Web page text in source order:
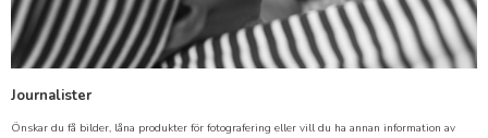
Journalister
Önskar du få bilder, låna produkter för fotografering eller vill du ha annan information av